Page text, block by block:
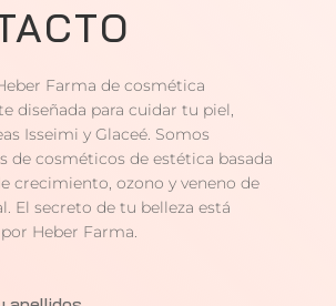
Farma de cosmética
diseñada para cuidar tu piel,
Isseimi y Glaceé. Somos
de cosméticos de estética basada
crecimiento, ozono y veneno de
El secreto de tu belleza está
Heber Farma.